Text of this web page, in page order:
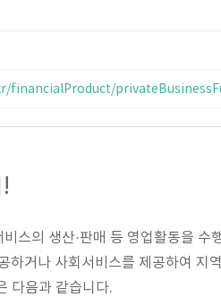
financialProduct/
스의 생산·판매 등 영업활동을 수
거나 사회서비스를 제공하여 지
다음과 같습니다.